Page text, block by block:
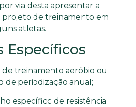
via desta apresentar a
projeto de treinamento em
atletas.
Específicos
de treinamento aeróbio ou
de periodização anual;
específico de resistência